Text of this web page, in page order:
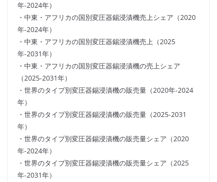
年-2024年）
・中東・アフリカの国別変圧器錫浸漬機売上シェア（2020
年-2024年）
・中東・アフリカの国別変圧器錫浸漬機売上（2025
年-2031年）
・中東・アフリカの国別変圧器錫浸漬機の売上シェア
（2025-2031年）
・世界のタイプ別変圧器錫浸漬機の販売量（2020年-2024
年）
・世界のタイプ別変圧器錫浸漬機の販売量（2025-2031
年）
・世界のタイプ別変圧器錫浸漬機の販売量シェア（2020
年-2024年）
・世界のタイプ別変圧器錫浸漬機の販売量シェア（2025
年-2031年）